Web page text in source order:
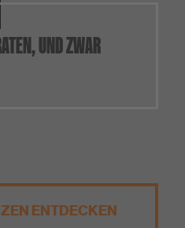
UND ZWAR
ENTDECKEN